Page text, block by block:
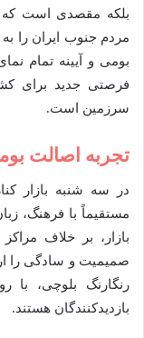
بلکه مقصدی است که
مردم جنوب ایران را به
بومی و آیینه تمام
فرصتی جدید برای
سرزمین است.
تجربه اصالت
در سه شنبه بازار
مستقیماً با فرهنگ،
بازار، بر خلاف
صمیمیت و سادگی را
رنگارنگ بلوچی، با
بازدیدکنندگان هستند.